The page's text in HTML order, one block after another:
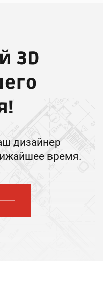
3D
дизайнер
время.